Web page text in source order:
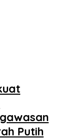
Putih